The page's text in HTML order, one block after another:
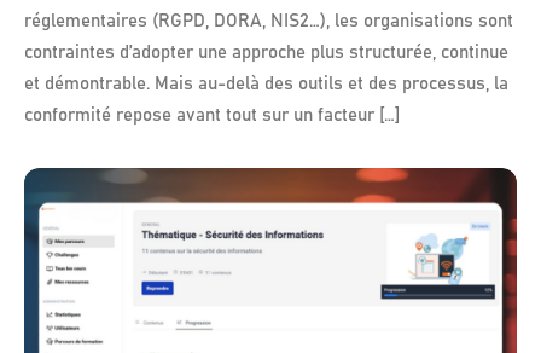
réglementaires (RGPD, DORA, NIS2…), les organisations sont
contraintes d’adopter une approche plus structurée, continue
et démontrable. Mais au-delà des outils et des processus, la
conformité repose avant tout sur un facteur […]